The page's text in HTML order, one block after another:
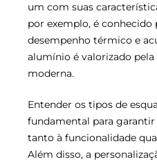
um com suas
por exemplo, é conhecido
desempenho térmico e
alumínio é valorizado
moderna.
Entender os tipos de
fundamental para
tanto à funcionalidade
Além disso, a